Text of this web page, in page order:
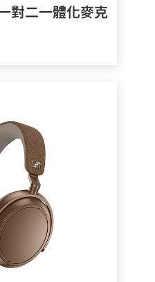
對二一體化麥克